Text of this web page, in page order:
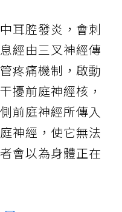
耳腔發炎，會刺
經由三叉神經傳
疼痛機制，啟動
擾前庭神經核，
前庭神經所傳入
神經，使它無法
會以為身體正在